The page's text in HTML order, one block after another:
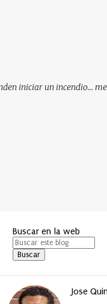
iniciar un incendio...
Buscar en la web
Jose